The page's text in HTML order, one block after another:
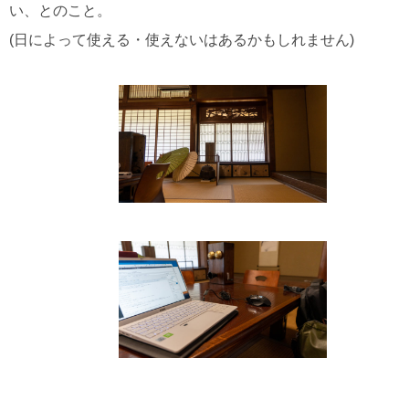
い、とのこと。
(日によって使える・使えないはあるかもしれません)